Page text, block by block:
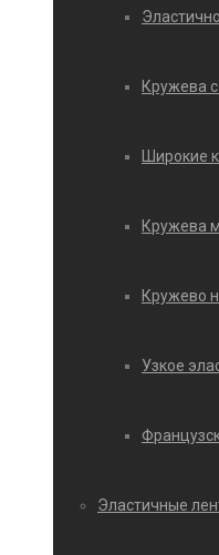
Кружева
Широкие
Кружева
Кружево
Узкое
Эластичные